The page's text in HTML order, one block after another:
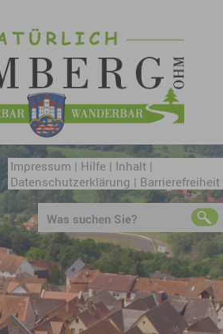
Impressum | Hilfe | Inhalt|
Datenschutzerklärung | Barrierefreiheit
Was suchen Sie?